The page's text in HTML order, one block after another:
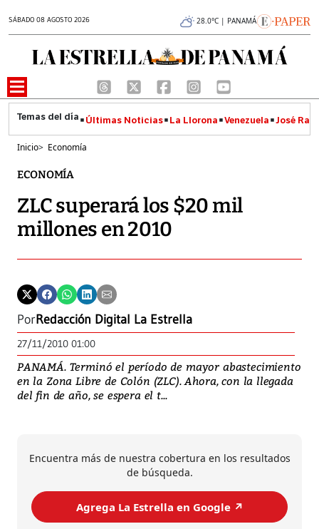
SÁBADO 08 AGOSTO 2026 28.0°C | PANAMÁ
Últimas Noticias La Llorona Venezuela José
Inicio> Economía
ECONOMÍA
ZLC superará los $20 mil
millones en 2010
PorRedacción Digital La Estrella
27/11/2010 01:00
PANAMÁ. Terminó el período de mayor abastecimiento
en la Zona Libre de Colón (ZLC). Ahora, con la llegada
del fin de año, se espera el t...
Encuentra más de nuestra cobertura en los resultados
de búsqueda.
Agrega La Estrella en Google ↗️